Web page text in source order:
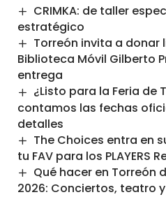
CRIMKA: de taller
estratégico
Torreón invita a donar
Biblioteca Móvil Gilberto
entrega
¿Listo para la Feria de
contamos las fechas
detalles
The Choices entra en
tu FAV para los PLAYERS
Qué hacer en Torreón
2026: Conciertos, teatro